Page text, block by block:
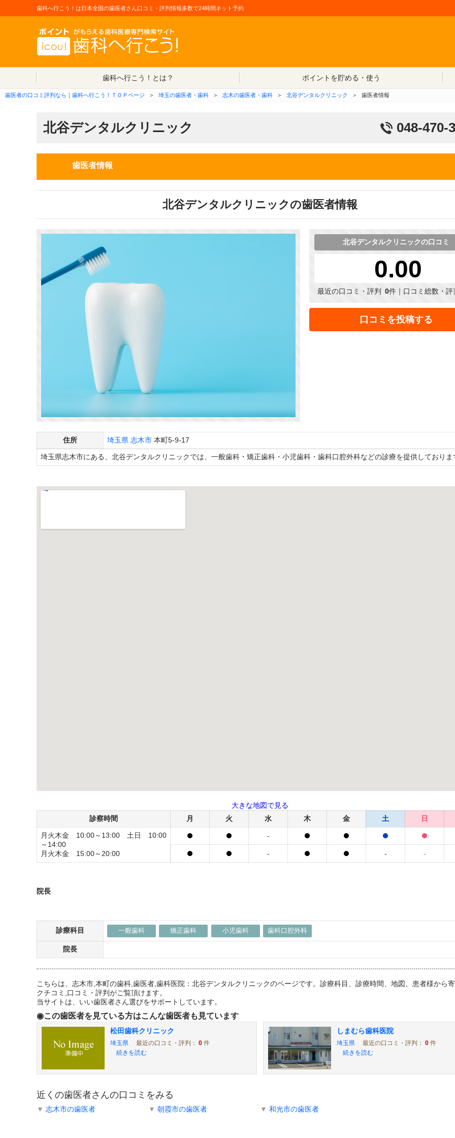
歯科へ行こう！は日本全国の歯医者さん口コミ・評判情報多数で24時間ネット予約
歯科へ行こう！とは？
ポイントを貯める・使う
歯医者の口コミ評判なら｜歯科へ行こう！ＴＯＰページ ＞ 埼玉の歯医者・歯科 ＞ 志木の歯医者・歯科 ＞ 北谷デンタルクリニック ＞ 歯医者情報
北谷デンタルクリニック 048-470-
歯医者情報
北谷デンタルクリニックの歯医者情報
北谷デンタルクリニックの口コミ
0.00
最近の口コミ・評判 0件｜口コミ総数・評
口コミを投稿する
住所 埼玉県 志木市 本町5-9-17
埼玉県志木市にある、北谷デンタルクリニックでは、一般歯科・矯正歯科・小児歯科・歯科口腔外科などの診療を提供しておりま
大きな地図で見る
診察時間
月 火 水 木 金 土 日
月火木金 10:00～13:00 土日 10:00
～14:00
月火木金 15:00～20:00
-
- - -
院長
診療科目 一般歯科 矯正歯科 小児歯科 歯科口腔外科
院長
こちらは、志木市,本町の歯科,歯医者,歯科医院：北谷デンタルクリニックのページです。診療科目、診療時間、地図、患者様から
クチコミ,口コミ・評判がご覧頂けます。
当サイトは、いい歯医者さん選びをサポートしています。
◉この歯医者を見ている方はこんな歯医者も見ています
松田歯科クリニック
埼玉県 最近の口コミ・評判： 0件
続きを読む
しまむら歯科医院
埼玉県 最近の口コミ・評判： 0件
続きを読む
近くの歯医者さんの口コミをみる
▼ 志木市の歯医者 ▼ 朝霞市の歯医者 ▼ 和光市の歯医者